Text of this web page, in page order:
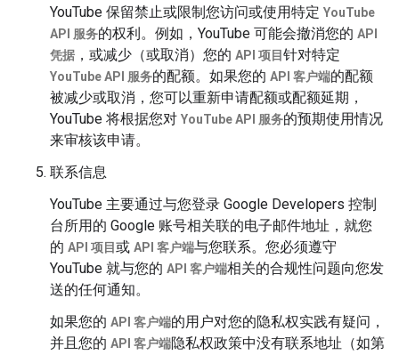
YouTube 保留禁止或限制您访问或使用特定 YouTube
API 服务的权利。例如，YouTube 可能会撤消您的 API
凭据 ，或减少（或取消）您的 API 项目 针对特定
YouTube API 服务的配额。如果您的 API 客户端的配额
被减少或取消，您可以重新申请配额或配额延期，
YouTube 将根据您对 YouTube API 服务的预期使用情况
来审核该申请。
联系信息
YouTube 主要通过与您登录 Google Developers 控制
台所用的 Google 账号相关联的电子邮件地址，就您
的 API 项目 或 API 客户端与您联系。您必须遵守
YouTube 就与您的 API 客户端相关的合规性问题向您发
送的任何通知。
如果您的 API 客户端的用户对您的隐私权实践有疑问，
并且您的 API 客户端隐私权政策中没有联系地址（如第